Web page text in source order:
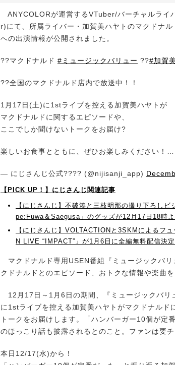
ANYCOLORが運営するVTuber/バーチャルライ
r)にて、所属ライバー・加賀美ハヤトのマクドナ
への出演情報が公開されました。
??マクドナルド #ミュージックバリュー ??#加賀
??全国のマクドナルド店内で放送中！！
1月17日(土)に1stライブを控える加賀美ハヤトが
マクドナルドに関するエピソードや、
ここでしか聞けないトークをお届け?
楽しいお食事とともに、ぜひお楽しみください！…
— にじさんじ公式???? (@nijisanji_app)
【PICK UP！】にじさんじ関連記事
【にじさんじ】不破湊と三枝明那の撮り下ろし
pe:Fuwa＆Saegusa」のグッズが12月17日18時よ
【にじさんじ】VOLTACTIONと3SKMによるフ
N LIVE “IMPACT”」が1月6日に全編無料配信決
マクドナルド専用USEN番組『ミュージックバ
クドナルドとのエピソード、おトクな情報や楽曲を
12月17日～1月6日の期間、『ミュージックバリ
に1stライブを控える加賀美ハヤトがマクドナルド
トークをお届けします。「ハンバーガー10個が定
のほっこり話も披露されるとのこと。ファンは要チ
本日12/17(水)から！